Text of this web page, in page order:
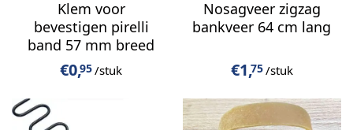
Klem voor
bevestigen pirelli
band 57 mm breed
€0,95/stuk
Nosagveer zigzag
bankveer 64 cm lang
€1,75/stuk